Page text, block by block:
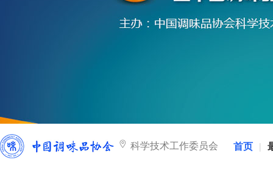
科学技术工作委员会 首页 |